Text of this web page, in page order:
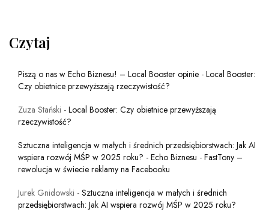
Czytaj
Piszą o nas w Echo Biznesu! – Local Booster opinie - Local Booster:
Czy obietnice przewyższają rzeczywistość?
Zuza Stański - Local Booster: Czy obietnice przewyższają
rzeczywistość?
Sztuczna inteligencja w małych i średnich przedsiębiorstwach: Jak AI
wspiera rozwój MŚP w 2025 roku? - Echo Biznesu - FastTony –
rewolucja w świecie reklamy na Facebooku
Jurek Gnidowski - Sztuczna inteligencja w małych i średnich
przedsiębiorstwach: Jak AI wspiera rozwój MŚP w 2025 roku?